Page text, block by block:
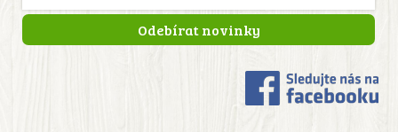
Odebírat novinky